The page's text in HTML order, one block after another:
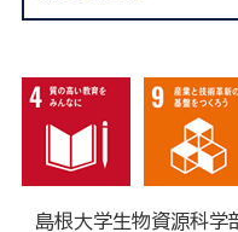
島根大学生物資源科学